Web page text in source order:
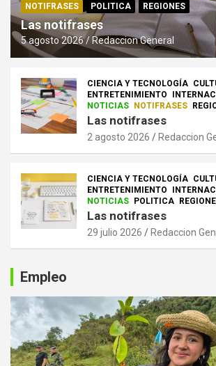
NOTIFRASES
POLITICA REGIONES
Las notifrases
5 agosto 2026 Redaccion General
CIENCIA Y TECNOLOGÍA
ENTRETENIMIENTO
NOTICIAS
NOTIFRASES
Las notifrases
2 agosto 2026 Redaccion
CIENCIA Y TECNOLOGÍA
ENTRETENIMIENTO
NOTICIAS
POLITICA
Las notifrases
29 julio 2026 Redaccion
Empleo